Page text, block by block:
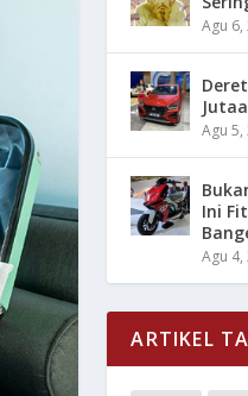
Agu 6,
Agu 5,
Ini
Agu 4,
ARTIKEL